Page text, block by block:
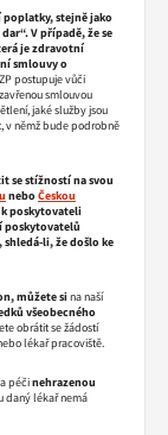
stejně jako
V případě, že se
je zdravotní
smlouvy o
postupuje vůči
smlouvou
jaké služby jsou
v němž bude podrobně
se stížností na svou
neboČeskou
poskytovateli
poskytovatelů
li, že došlo ke
můžete sina naší
všeobecného
obrátit se žádostí
lékař pracoviště.
péčinehrazenou
daný lékař nemá